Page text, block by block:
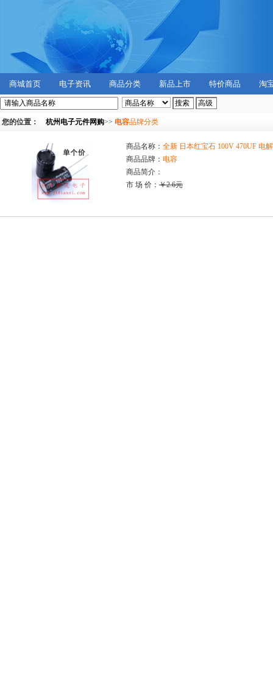
商城首页 电子资讯 商品分类 新品上市 特价商品 淘
您的位置： 杭州电子元件网购>> 电容品牌分类
商品名称： 全新 日本红宝石 100V 470UF 电
商品品牌： 电容
商品简介：
市 场 价： ￥2.6元